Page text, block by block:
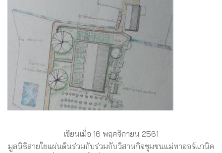
เขียนเมื่อ 16 พฤศจิกายน 2561
มูลนิธิสายใยแผ่นดินร่วมกับร่วมกับวิสาหกิจชุมชนแม่ทาออร์แกนิค